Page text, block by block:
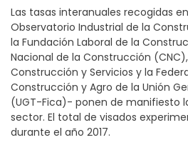
Las tasas interanuales recogidas
Observatorio Industrial de la
la Fundación Laboral de la
Nacional de la Construcción
Construcción y Servicios y la
Construcción y Agro de la Unión
(UGT-Fica)- ponen de manifiesto
sector. El total de visados
durante el año 2017.